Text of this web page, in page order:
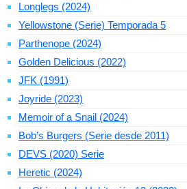
Longlegs (2024)
Yellowstone (Serie) Temporada 5
Parthenope (2024)
Golden Delicious (2022)
JFK (1991)
Joyride (2023)
Memoir of a Snail (2024)
Bob’s Burgers (Serie desde 2011)
DEVS (2020) Serie
Heretic (2024)